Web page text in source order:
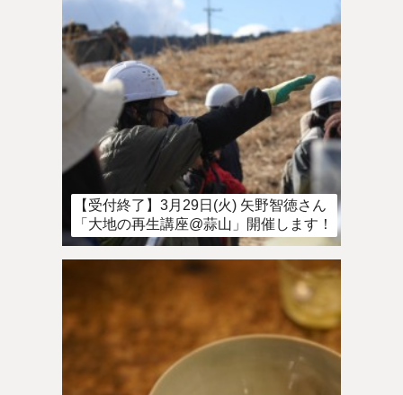
【受付終了】3月29日(火) 矢野智徳さん
「大地の再生講座@蒜山」開催します！